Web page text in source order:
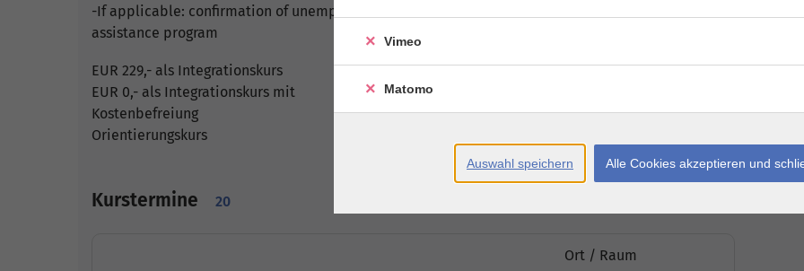
-If applicable: confirmation of unemployment benefit , social assistance, or other federal
assistance program
EUR 229,- als Integrationskurs
EUR 0,- als Integrationskurs mit
Kostenbefreiung
Orientierungskurs
Kurstermine 20
Ort / Raum
Vimeo
Matomo
Auswahl speichern Alle Cookies akzeptieren und